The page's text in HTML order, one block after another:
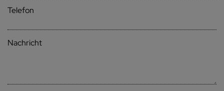
Telefon
Nachricht